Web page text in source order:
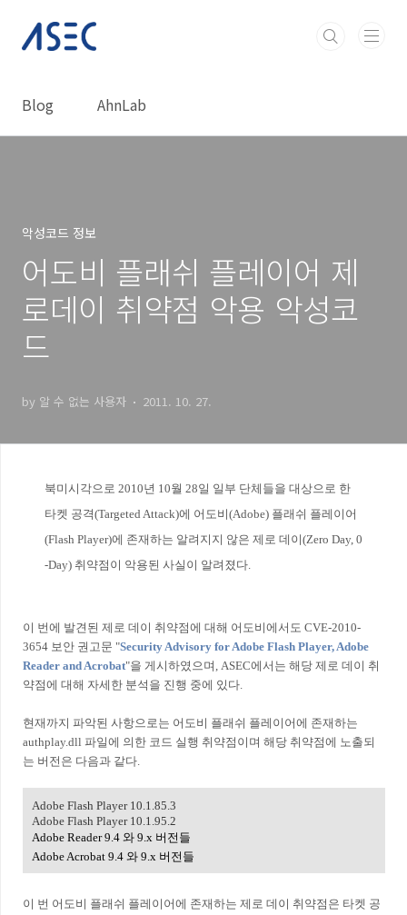
Blog AhnLab
악성코드 정보
어도비 플래쉬 플레이어 제
로데이 취약점 악용 악성코
드
by 알 수 없는 사용자 2011. 10. 27.
북미시각으로 2010년 10월 28일 일부 단체들을 대상으로 한
타켓 공격(Targeted Attack)에 어도비(Adobe) 플래쉬 플레이어
(Flash Player)에 존재하는 알려지지 않은 제로 데이(Zero Day, 0
-Day) 취약점이 악용된 사실이 알려졌다.
이 번에 발견된 제로 데이 취약점에 대해 어도비에서도 CVE-2010-
3654 보안 권고문 "Security Advisory for Adobe Flash Player, Adobe
Reader and Acrobat"을 게시하였으며, ASEC에서는 해당 제로 데이 취
약점에 대해 자세한 분석을 진행 중에 있다.
현재까지 파악된 사항으로는 어도비 플래쉬 플레이어에 존재하는
authplay.dll 파일에 의한 코드 실행 취약점이며 해당 취약점에 노출되
는 버전은 다음과 같다.
Adobe Flash Player 10.1.85.3
Adobe Flash Player 10.1.95.2
Adobe Reader 9.4 와 9.x 버전들
Adobe Acrobat 9.4 와 9.x 버전들
이 번 어도비 플래쉬 플레이어에 존재하는 제로 데이 취약점은 타켓 공